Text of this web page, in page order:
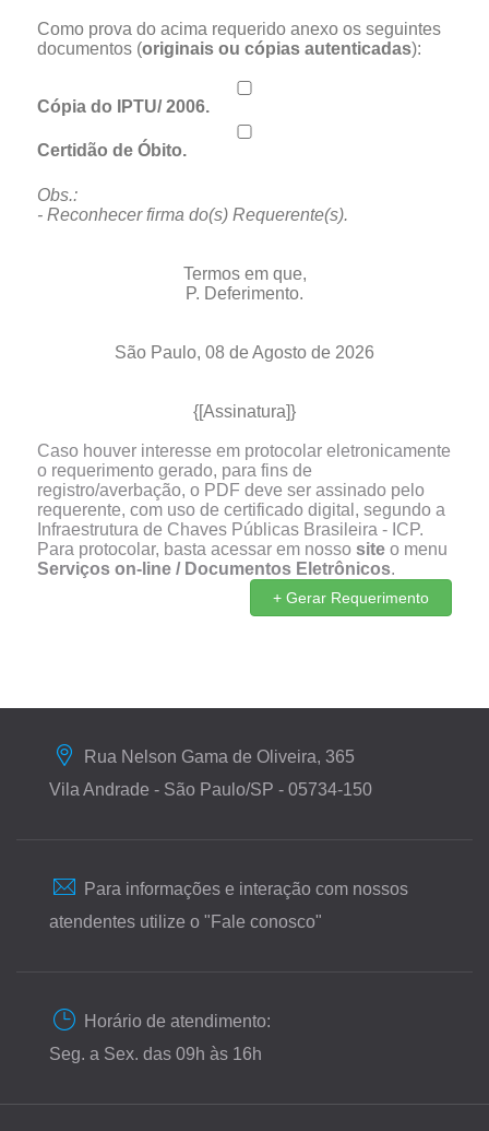
Como prova do acima requerido anexo os seguintes
documentos (originais ou cópias autenticadas):
Cópia do IPTU/ 2006.
Certidão de Óbito.
Obs.:
- Reconhecer firma do(s) Requerente(s).
Termos em que,
P. Deferimento.
São Paulo, 08 de Agosto de 2026
{[Assinatura]}
Caso houver interesse em protocolar eletronicamente
o requerimento gerado, para fins de
registro/averbação, o PDF deve ser assinado pelo
requerente, com uso de certificado digital, segundo a
Infraestrutura de Chaves Públicas Brasileira - ICP.
Para protocolar, basta acessar em nosso site o menu
Serviços on-line / Documentos Eletrônicos.
+ Gerar Requerimento
Rua Nelson Gama de Oliveira, 365
Vila Andrade - São Paulo/SP - 05734-150
Para informações e interação com nossos
atendentes utilize o "Fale conosco"
Horário de atendimento:
Seg. a Sex. das 09h às 16h